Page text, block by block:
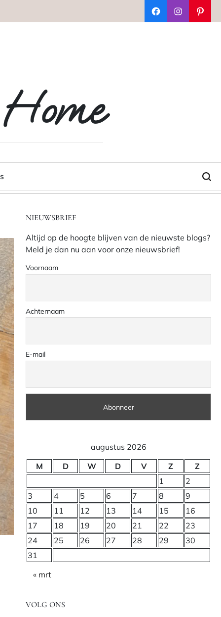
FacebookInstagram
NIEUWSBRIEF
Altijd op de hoogte blijven van de nieuwste blogs?
Meld je dan nu aan voor onze nieuwsbrief!
Voornaam
Achternaam
E-mail
augustus 2026
M
D W D V Z
Z
1
2
3
4 5 6 7 8
9
10
11 12 13 14 15
16
17
18 19 20 21 22
23
24
25 26 27 28 29
30
31
« mrt
VOLG ONS